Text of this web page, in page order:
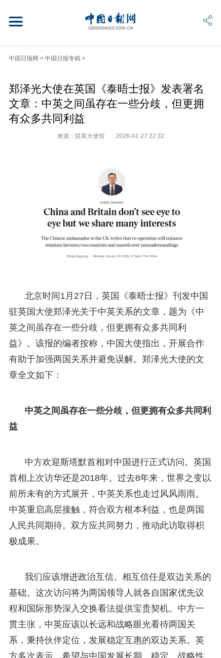
中国日报网 > 中国日报专稿 >
郑泽光大使在英国《泰晤士报》发表署名
文章：中英之间虽存在一些分歧，但更拥
有众多共同利益
来源：驻英大使馆 2026-01-27 22:32
北京时间1月27日，英国《泰晤士报》刊发中国
驻英国大使郑泽光关于中英关系的文章，题为《中
英之间虽存在一些分歧，但更拥有众多共同利
益》。该报的编者按称，中国大使指出，开展合作
有助于加强两国关系并避免误解。郑泽光大使的文
章全文如下：
中英之间虽存在一些分歧，但更拥有众多共同利
益
中方欢迎斯塔默首相对中国进行正式访问。英国
首相上次访华还是2018年。过去8年来，世界之变以
前所未有的方式展开，中英关系也走过风风雨雨。
中英重启高层接触，符合双方根本利益，也是两国
人民共同期待。双方应共同努力，推动此访取得积
极成果。
我们应该增进政治互信。相互信任是双边关系的
基础。这次访问将为两国领导人就各自国家优先议
程和国际形势深入交换看法提供宝贵契机。中方一
贯主张，中英应该以长远和战略眼光看待两国关
系，秉持伙伴定位，发展稳定互惠的双边关系。英
方多次表示，希望与中国发展长期、稳定、战略性